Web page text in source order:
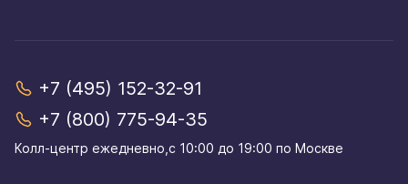
+7 (495) 152-32-91
+7 (800) 775-94-35
Колл-центр eжедневно,с 10:00 до 19:00 по Москве